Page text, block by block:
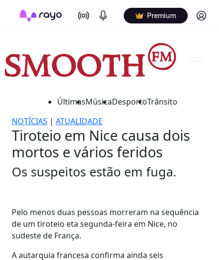
On Air Podcasts Premium Log in
ÚltimasMúsicaDesportoTrânsito
NOTÍCIAS | ATUALIDADE
Tiroteio em Nice causa dois
mortos e vários feridos
Os suspeitos estão em fuga.
Pelo menos duas pessoas morreram na sequência
de um tiroteio eta segunda-feira em Nice, no
sudeste de França.
A autarquia francesa confirma ainda seis